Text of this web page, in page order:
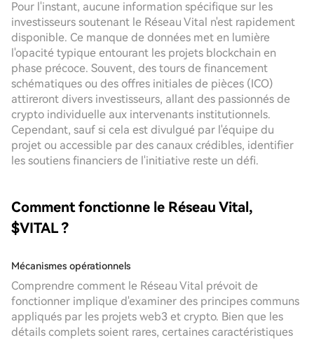
Pour l'instant, aucune information spécifique sur les
investisseurs soutenant le Réseau Vital n'est rapidement
disponible. Ce manque de données met en lumière
l'opacité typique entourant les projets blockchain en
phase précoce. Souvent, des tours de financement
schématiques ou des offres initiales de pièces (ICO)
attireront divers investisseurs, allant des passionnés de
crypto individuelle aux intervenants institutionnels.
Cependant, sauf si cela est divulgué par l'équipe du
projet ou accessible par des canaux crédibles, identifier
les soutiens financiers de l'initiative reste un défi.
Comment fonctionne le Réseau Vital,
$VITAL ?
Mécanismes opérationnels
Comprendre comment le Réseau Vital prévoit de
fonctionner implique d'examiner des principes communs
appliqués par les projets web3 et crypto. Bien que les
détails complets soient rares, certaines caractéristiques